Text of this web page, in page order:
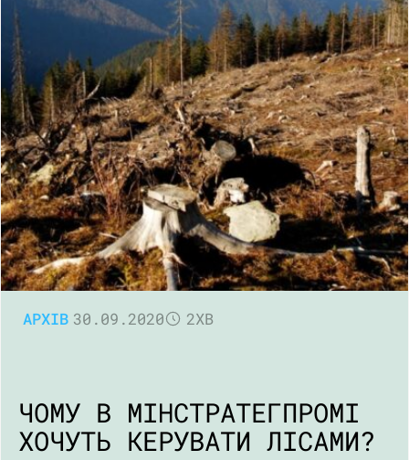
АРХІВ 30.09.2020 2ХВ
ЧОМУ В МІНСТРАТЕГПРОМІ
ХОЧУТЬ КЕРУВАТИ ЛІСАМИ?